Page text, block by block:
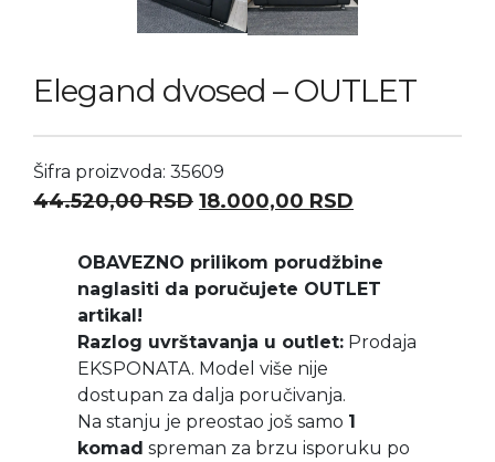
Elegand dvosed – OUTLET
Šifra proizvoda: 35609
44.520,00RSD Originalna cena je bila:
18.000,00 RSD
OBAVEZNO prilikom porudžbine
naglasiti da poručujete OUTLET
artikal!
Razlog uvrštavanja u outlet: Prodaja
EKSPONATA. Model više nije
dostupan za dalja poručivanja.
Na stanju je preostao još samo 1
komad spreman za brzu isporuku po